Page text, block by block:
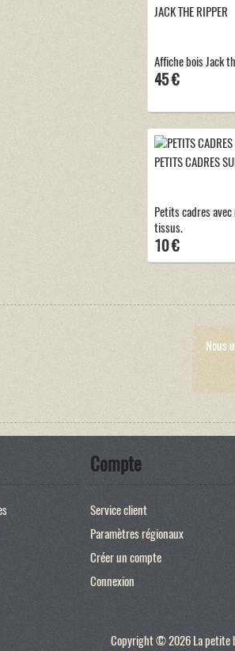
JACK THE RIPPER
Affiche bois Jack
45 €
PETITS CADRES
Petits cadres
tissus.
10 €
Nous
Compte
Service client
Paramètres régionaux
Créer un compte
Connexion
Copyright © 2026 La petite